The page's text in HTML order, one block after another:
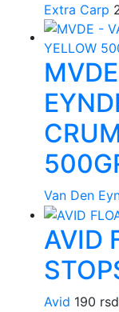
Extra Carp
Van Den
AVID
Avid 190 rsd